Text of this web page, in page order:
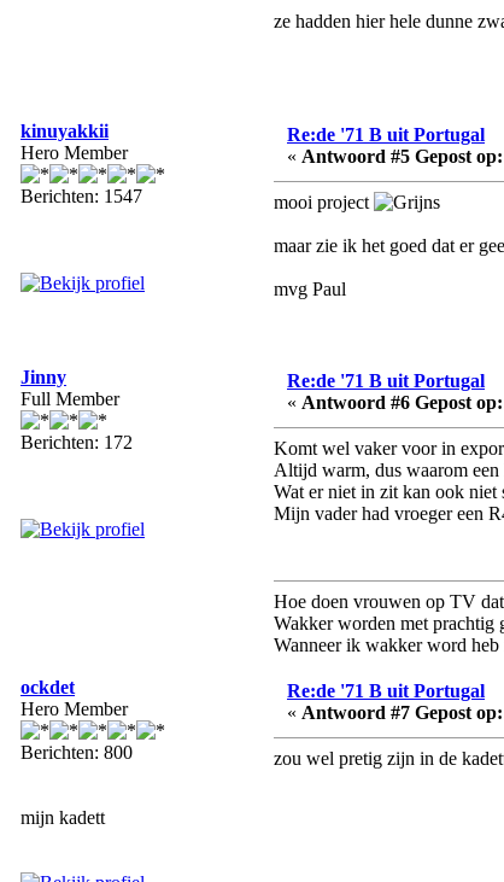
ze hadden hier hele dunne
kinuyakkii
Hero Member
Berichten: 1547
Re:de '71 B uit Portugal
« Antwoord #5 Gepost op:
mooi project
maar zie ik het goed dat er
mvg Paul
Jinny
Full Member
Berichten: 172
Re:de '71 B uit Portugal
« Antwoord #6 Gepost op:
Komt wel vaker voor in
Altijd warm, dus waarom een
Wat er niet in zit kan ook niet
Mijn vader had vroeger een
Hoe doen vrouwen op TV
Wakker worden met prachtig
Wanneer ik wakker word
ockdet
Hero Member
Berichten: 800
mijn kadett
Re:de '71 B uit Portugal
« Antwoord #7 Gepost op:
zou wel pretig zijn in de